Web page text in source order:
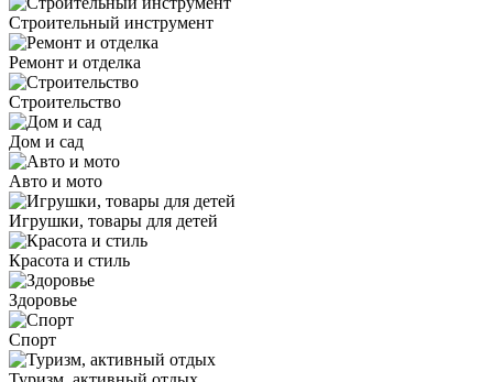
Строительный инструмент
Ремонт и отделка
Строительство
Дом и сад
Авто и мото
Игрушки, товары для детей
Красота и стиль
Здоровье
Спорт